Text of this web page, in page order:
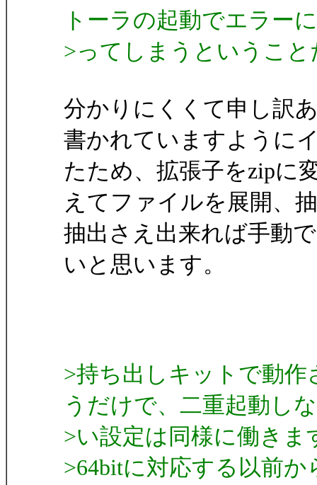
トーラの起動でエラー
>ってしまうというこ
分かりにくくて申し訳
書かれていますように
たため、拡張子をzipに
えてファイルを展開、
抽出さえ出来れば手動
いと思います。
>持ち出しキットで動
うだけで、二重起動しな
>い設定は同様に働きま
>64bitに対応する以前